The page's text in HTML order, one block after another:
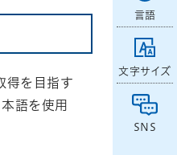
言語
文字サイズ
SNS
得を目指す
語を使用